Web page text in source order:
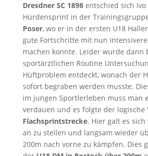
Dresdner SC 1898entschied sich
Hürdensprint in der
Poser, wo er in der ersten U18
gute Fortschritte mit nun
machen konnte. Leider wurde dann
sportärztlichen Routine
Hüftproblem entdeckt, wonach der
sofort begraben werden musste.
im jungen Sportlerleben muss man
verdauen und es folgte der logische
Flachsprintstrecke. Hier galt es
an zu stellen und langsam wieder
200m nach vorne zu kämpfen. Dies